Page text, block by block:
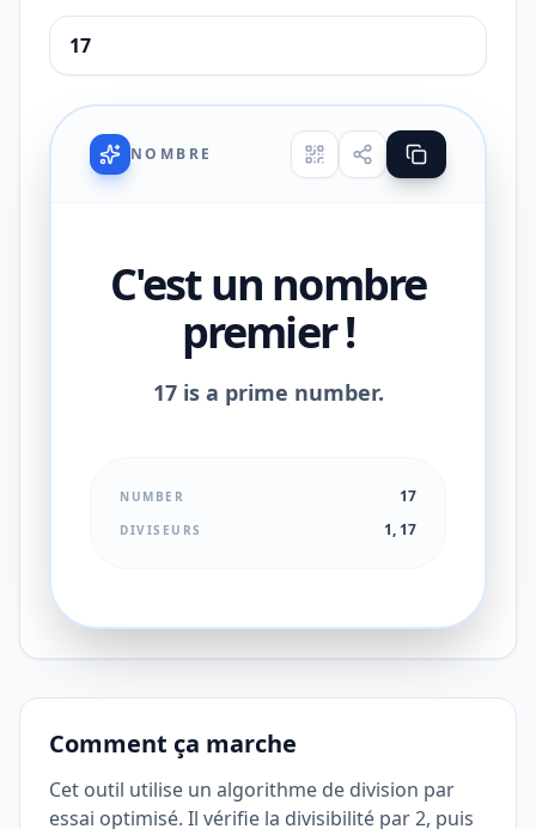
NOMBRE
C'est un nombre
premier !
17 is a prime number.
NUMBER 17
DIVISEURS 1, 17
Comment ça marche
Cet outil utilise un algorithme de division par
essai optimisé. Il vérifie la divisibilité par 2, puis